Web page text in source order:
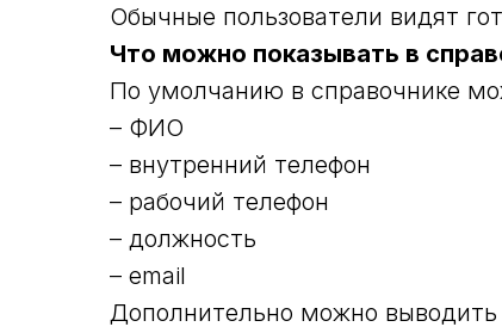
Обычные пользователи видят
Что можно показывать в
По умолчанию в справочнике
– ФИО
– внутренний телефон
– рабочий телефон
– должность
– email
Дополнительно можно выводить